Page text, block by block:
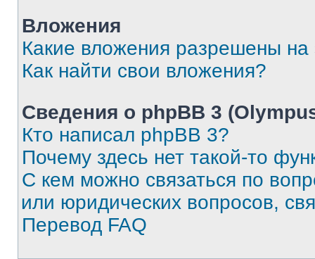
Вложения
Какие вложения разрешены
Как найти свои вложения?
Сведения о phpBB 3
Кто написал phpBB 3?
Почему здесь нет такой-то
С кем можно связаться по
или юридических вопросов,
Перевод FAQ